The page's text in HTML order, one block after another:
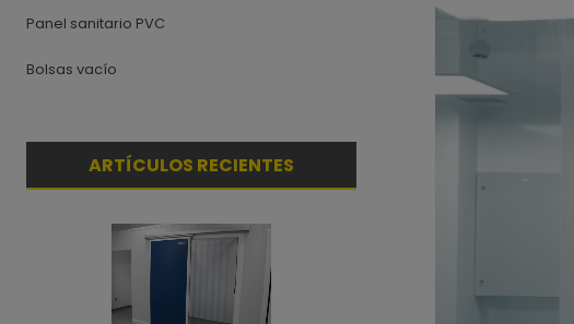
Panel sanitario PVC
Bolsas vacío
ARTÍCULOS RECIENTES